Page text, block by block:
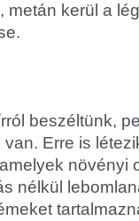
metán kerül a
beszéltünk,
Erre is
növényi
nélkül